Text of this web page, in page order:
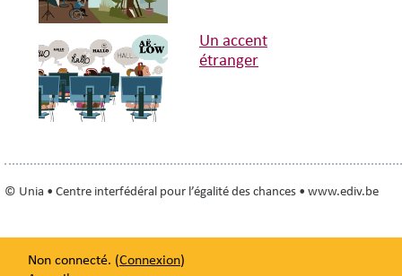
Un accent
étranger
© Unia • Centre interfédéral pour l’égalité des chances • www.ediv.be
Non connecté. (Connexion)